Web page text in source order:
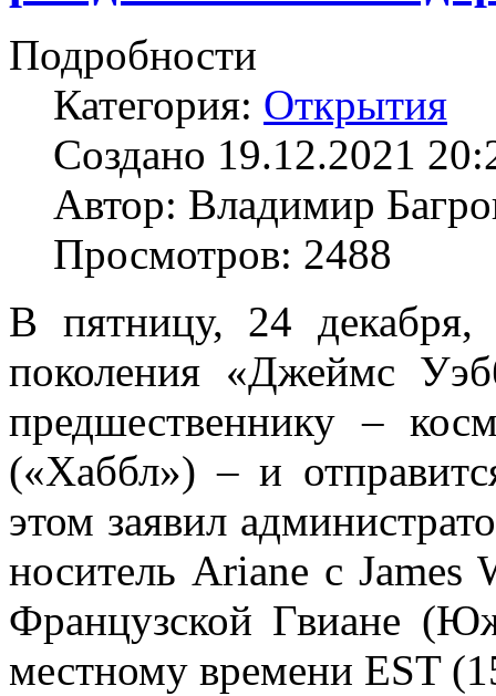
Подробности
Категория: Открытия
Создано 19.12.2021
Автор: Владимир
Просмотров: 2488
В пятницу, 24 декабря,
поколения «Джеймс
предшественнику –
(«Хаббл») – и
этом заявил
носитель Ariane с James
Французской Гвиане
местному времени EST